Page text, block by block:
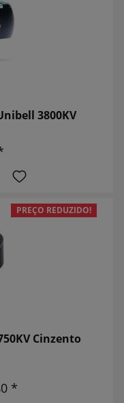
3800KV
PREÇO REDUZIDO!
Cinzento
*